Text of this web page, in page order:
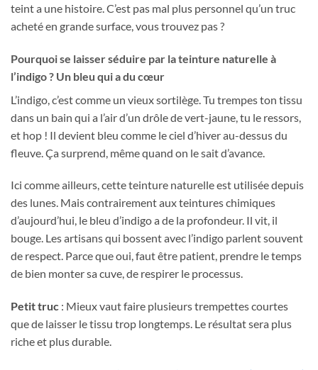
teint a une histoire. C’est pas mal plus personnel qu’un truc
acheté en grande surface, vous trouvez pas ?
Pourquoi se laisser séduire par la teinture naturelle à
l’indigo ? Un bleu qui a du cœur
L’indigo, c’est comme un vieux sortilège. Tu trempes ton tissu
dans un bain qui a l’air d’un drôle de vert-jaune, tu le ressors,
et hop ! Il devient bleu comme le ciel d’hiver au-dessus du
fleuve. Ça surprend, même quand on le sait d’avance.
Ici comme ailleurs, cette teinture naturelle est utilisée depuis
des lunes. Mais contrairement aux teintures chimiques
d’aujourd’hui, le bleu d’indigo a de la profondeur. Il vit, il
bouge. Les artisans qui bossent avec l’indigo parlent souvent
de respect. Parce que oui, faut être patient, prendre le temps
de bien monter sa cuve, de respirer le processus.
Petit truc : Mieux vaut faire plusieurs trempettes courtes
que de laisser le tissu trop longtemps. Le résultat sera plus
riche et plus durable.